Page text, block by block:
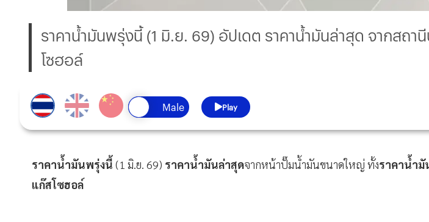
ราคาน้ำมันพรุ่งนี้ (1 มิ.ย. 69) อัปเดต ราคาน้ำมันล่าสุด จากสถ
โซฮอล์
Play
ราคาน้ำมันพรุ่งนี้ (1 มิ.ย. 69) ราคาน้ำมันล่าสุดจากหน้าปั๊มน้ำมันขนาดใหญ่ ทั้งราคาน้ำมั
แก๊สโซฮอล์